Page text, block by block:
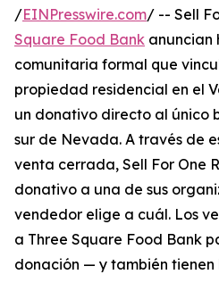
/EINPresswire.com/ -- Sell
Square Food Bank anuncian
comunitaria formal que
propiedad residencial en el
un donativo directo al único
sur de Nevada. A través de
venta cerrada, Sell For One
donativo a una de sus
vendedor elige a cuál. Los
a Three Square Food Bank
donación — y también